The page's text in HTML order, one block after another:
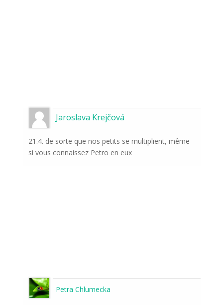
Jaroslava Krejčová
21.4. de sorte que nos petits se multiplient, même
si vous connaissez Petro en eux
Petra Chlumecka